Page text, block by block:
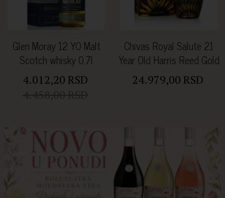
Glen Moray 12 YO Malt
Scotch whisky 0.7l
4.012,20 RSD
Chivas Royal Salute 21
Year Old Harris Reed Gold
Edition 40% 0.70l
24.979,00 RSD